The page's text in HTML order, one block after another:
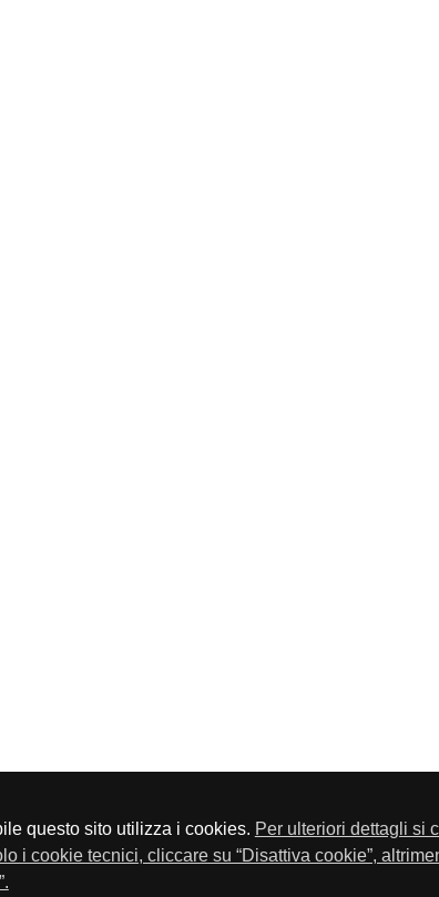
questo sito utilizza i cookies. Per ulteriori dettagli si
i cookie tecnici, cliccare su “Disattiva cookie”,
- Telefono 030-23076 - Fax 030-2304108